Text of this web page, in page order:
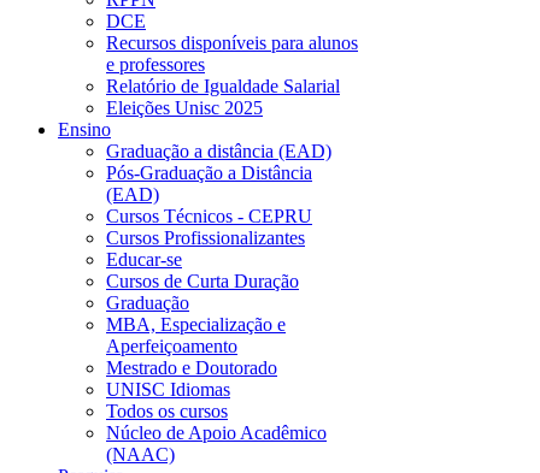
DCE
Recursos disponíveis para alunos
e professores
Relatório de Igualdade Salarial
Eleições Unisc 2025
Ensino
Graduação a distância (EAD)
Pós-Graduação a Distância
(EAD)
Cursos Técnicos - CEPRU
Cursos Profissionalizantes
Educar-se
Cursos de Curta Duração
Graduação
MBA, Especialização e
Aperfeiçoamento
Mestrado e Doutorado
UNISC Idiomas
Todos os cursos
Núcleo de Apoio Acadêmico
(NAAC)